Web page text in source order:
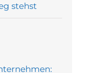
stehst